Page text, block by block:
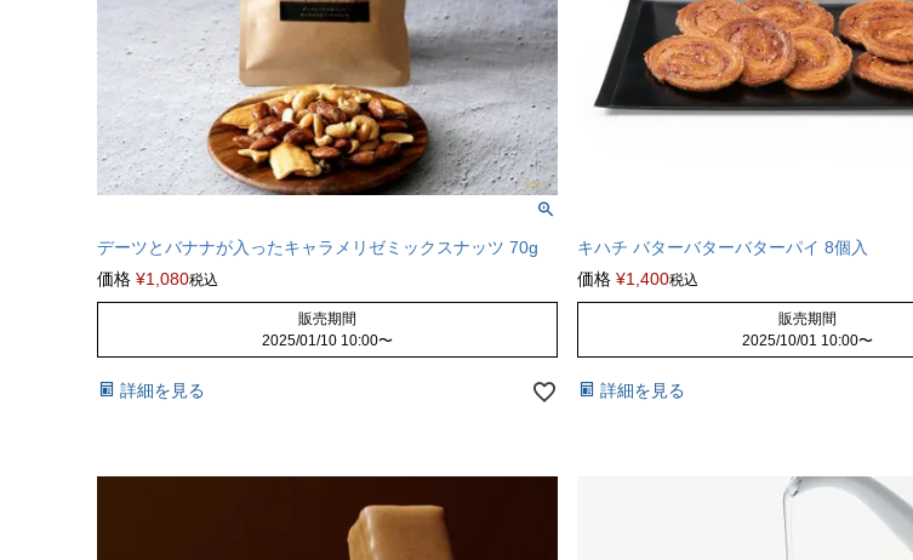
デーツとバナナが入ったキャラメリゼミックスナッツ 70g
価格 ¥1,080税込
販売期間
2025/01/10 10:00〜
詳細を見る
キハチ バターバターバターパイ 8個入
価格 ¥1,400税込
販売期間
2025/10/01 10:00〜
詳細を見る